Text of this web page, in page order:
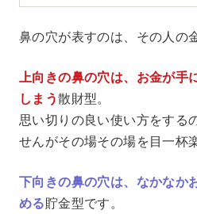
鼻の穴が表すのは、その人の
上向きの鼻の穴は、お金が手
しまう散財型。
思い切りの良い使い方をする
せんがその場その場を目一杯
下向きの鼻の穴は、なかなか
める貯金型です。